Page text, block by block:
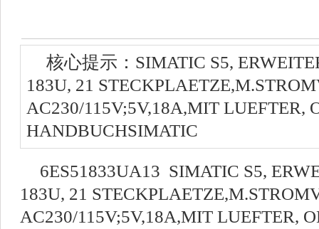
核心提示：SIMATIC S5,
183U, 21
AC230/115V;5V,18A,MIT LUEFTER,
HANDBUCHSIMATIC
6ES51833UA13 SIMATIC S5,
183U, 21
AC230/115V;5V,18A,MIT LUEFTER,